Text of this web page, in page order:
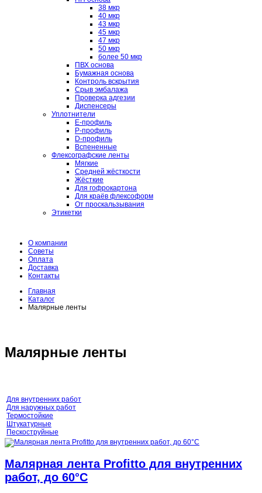
38 мкр
40 мкр
43 мкр
45 мкр
47 мкр
50 мкр
более 50 мкр
ПВХ основа
Бумажная основа
Контроль вскрытия
Срыв эмбалажа
Проверка адгезии
Диспенсеры
Уплотнители
E-профиль
P-профиль
D-профиль
Вспененные
Флексографские ленты
Мягкие
Средней жёсткости
Жёсткие
Для гофрокартона
Для краёв флексоформ
От проскальзывания
Этикетки
О компании
Советы
Оплата
Доставка
Контакты
Главная
Каталог
Малярные ленты
Малярные ленты
Для внутренних работ
Для наружных работ
Термостойкие
Штукатурные
Пескоструйные
Малярная лента Profitto для внутренних
работ, до 60°C